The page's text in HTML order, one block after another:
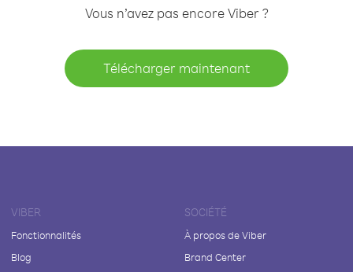
Vous n’avez pas encore Viber ?
Télécharger maintenant
VIBER
Fonctionnalités
Blog
SOCIÉTÉ
À propos de Viber
Brand Center